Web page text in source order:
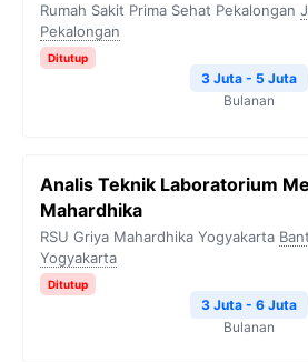
Rumah Sakit Prima Sehat Pekalongan
Pekalongan
Ditutup
3 Juta - 5 Juta
Bulanan
Analis Teknik Laboratorium
Mahardhika
RSU Griya Mahardhika Yogyakarta
Yogyakarta
Ditutup
3 Juta - 6 Juta
Bulanan